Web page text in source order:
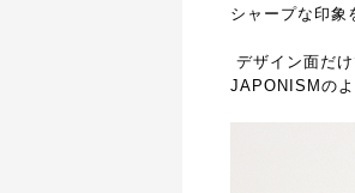
シャープな印象
デザイン面だ
JAPONISMのよ